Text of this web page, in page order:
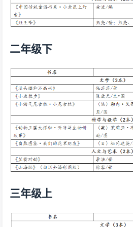
二年级下
三年级上